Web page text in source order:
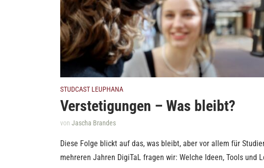
STUDCAST LEUPHANA
Verstetigungen – Was bleibt?
von Jascha Brandes
Diese Folge blickt auf das, was bleibt, aber vor allem für
mehreren Jahren DigiTaL fragen wir: Welche Ideen, Tools und